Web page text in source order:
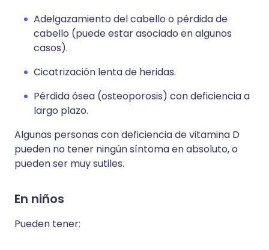
Adelgazamiento del cabello o pérdida de
cabello (puede estar asociado en algunos
casos).
Cicatrización lenta de heridas.
Pérdida ósea (osteoporosis) con deficiencia a
largo plazo.
Algunas personas con deficiencia de vitamina D
pueden no tener ningún síntoma en absoluto, o
pueden ser muy sutiles.
En niños
Pueden tener: